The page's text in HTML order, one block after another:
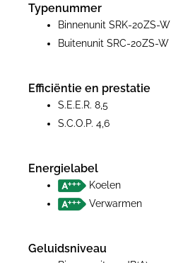
Typenummer
Binnenunit SRK-20ZS-W
Buitenunit SRC-20ZS-W
Efficiëntie en prestatie
S.E.E.R. 8,5
S.C.O.P. 4,6
Energielabel
Koelen
Verwarmen
Geluidsniveau